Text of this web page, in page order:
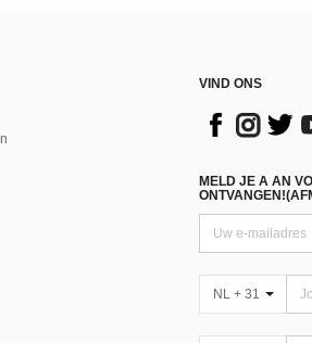
VIND ONS
MELD JE A AN
NL + 31